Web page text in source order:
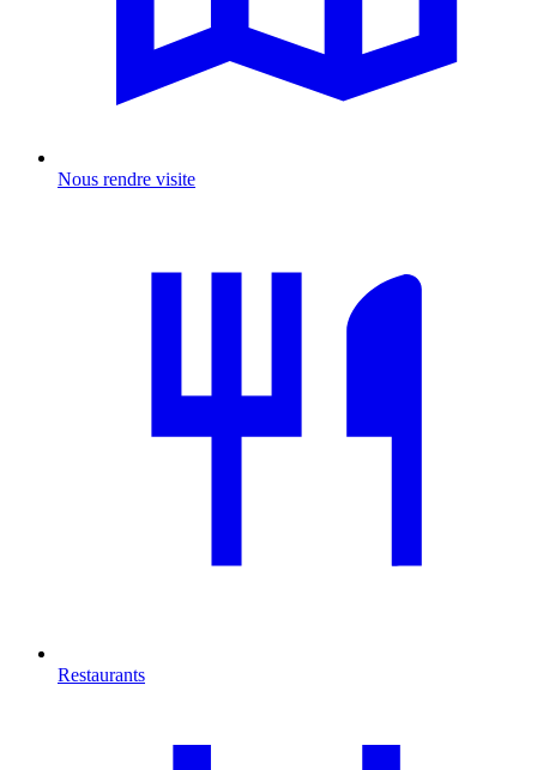
Nous rendre visite
Restaurants